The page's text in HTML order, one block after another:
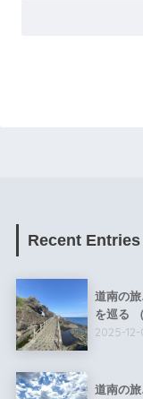
Recent Entries
道南の
を巡る
2025-12-
道南の